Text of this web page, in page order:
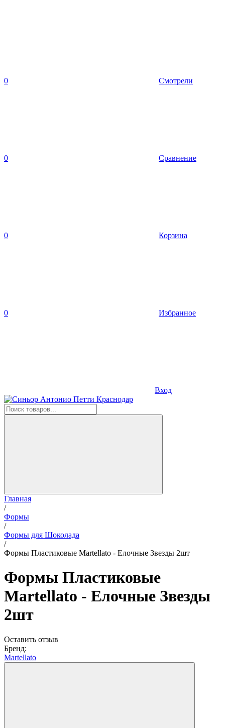
0 Смотрели
0 Сравнение
0 Корзина
0 Избранное
Вход
Главная
/
Формы
/
Формы для Шоколада
/
Формы Пластиковые Martellato - Елочные Звезды 2шт
Формы Пластиковые
Martellato - Елочные Звезды
2шт
Оставить отзыв
Бренд:
Martellato